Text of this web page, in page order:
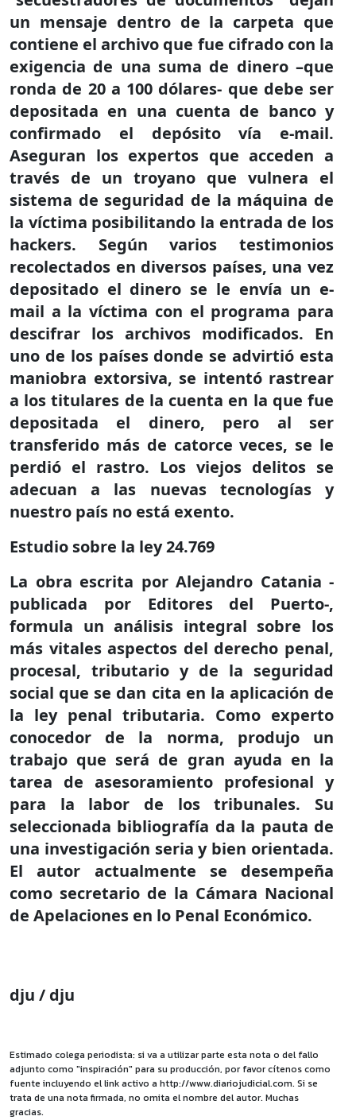
un mensaje dentro de la carpeta que
contiene el archivo que fue cifrado con la
exigencia de una suma de dinero –que
ronda de 20 a 100 dólares- que debe ser
depositada en una cuenta de banco y
confirmado el depósito vía e-mail.
Aseguran los expertos que acceden a
través de un troyano que vulnera el
sistema de seguridad de la máquina de
la víctima posibilitando la entrada de los
hackers. Según varios testimonios
recolectados en diversos países, una vez
depositado el dinero se le envía un e-
mail a la víctima con el programa para
descifrar los archivos modificados. En
uno de los países donde se advirtió esta
maniobra extorsiva, se intentó rastrear
a los titulares de la cuenta en la que fue
depositada el dinero, pero al ser
transferido más de catorce veces, se le
perdió el rastro. Los viejos delitos se
adecuan a las nuevas tecnologías y
nuestro país no está exento.
Estudio sobre la ley 24.769
La obra escrita por Alejandro Catania -
publicada por Editores del Puerto-,
formula un análisis integral sobre los
más vitales aspectos del derecho penal,
procesal, tributario y de la seguridad
social que se dan cita en la aplicación de
la ley penal tributaria. Como experto
conocedor de la norma, produjo un
trabajo que será de gran ayuda en la
tarea de asesoramiento profesional y
para la labor de los tribunales. Su
seleccionada bibliografía da la pauta de
una investigación seria y bien orientada.
El autor actualmente se desempeña
como secretario de la Cámara Nacional
de Apelaciones en lo Penal Económico.
dju / dju
Estimado colega periodista: si va a utilizar parte esta nota o del fallo
adjunto como "inspiración" para su producción, por favor cítenos como
fuente incluyendo el link activo a http://www.diariojudicial.com. Si se
trata de una nota firmada, no omita el nombre del autor. Muchas
gracias.